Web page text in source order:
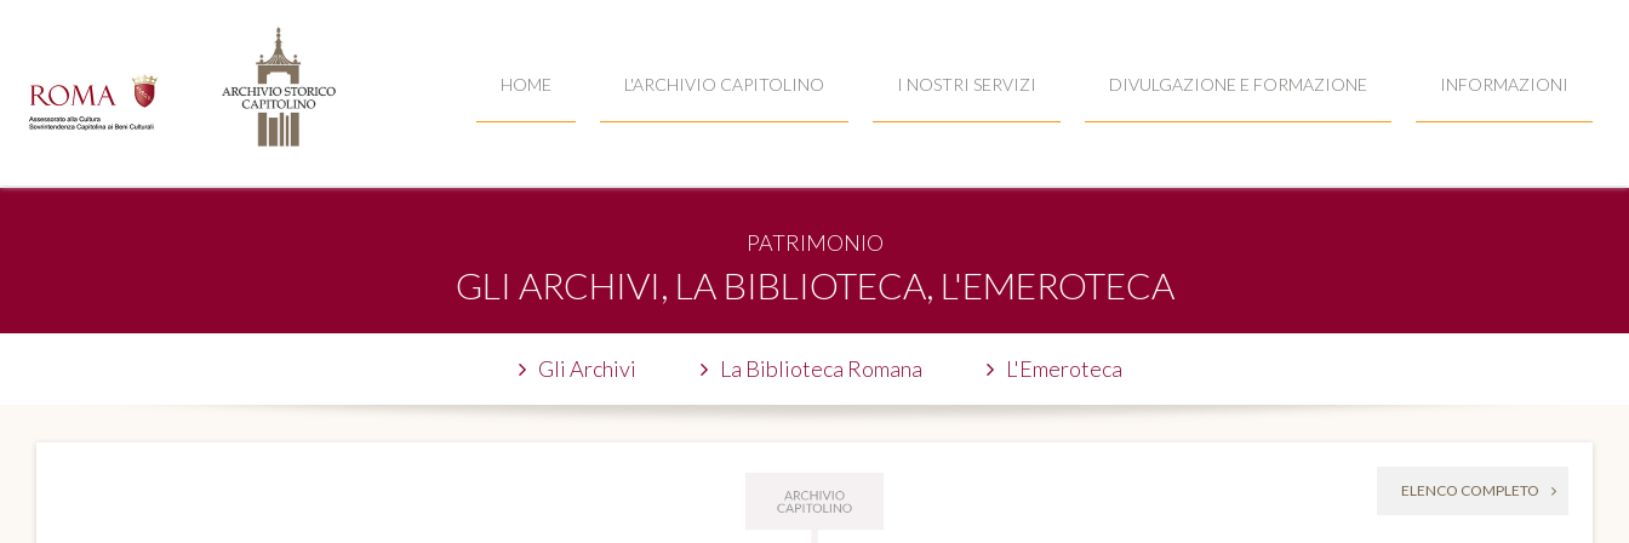
HOME L'ARCHIVIO CAPITOLINO I NOSTRI SERVIZI DIVULGAZIONE E FORMAZIONE INFORMAZIONI
PATRIMONIO
GLI ARCHIVI, LA BIBLIOTECA, L'EMEROTECA
Gli Archivi La Biblioteca Romana L'Emeroteca
ELENCO COMPLETO